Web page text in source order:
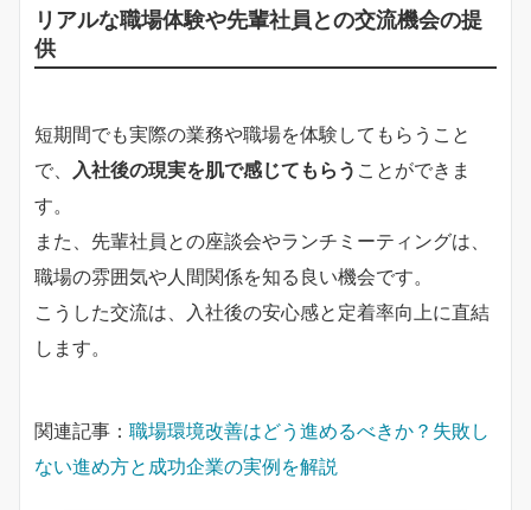
リアルな職場体験や先輩社員との交流機会の提
供
短期間でも実際の業務や職場を体験してもらうこと
で、
入社後の現実を肌で感じてもらう ことができま
す。
また、先輩社員との座談会やランチミーティングは、
職場の雰囲気や人間関係を知る良い機会です。
こうした交流は、入社後の安心感と定着率向上に直結
します。
関連記事： 職場環境改善はどう進めるべきか？失敗し
ない進め方と成功企業の実例を解説